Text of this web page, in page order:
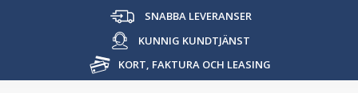
SNABBA LEVERANSER
KUNNIG KUNDTJÄNST
KORT, FAKTURA OCH LEASING